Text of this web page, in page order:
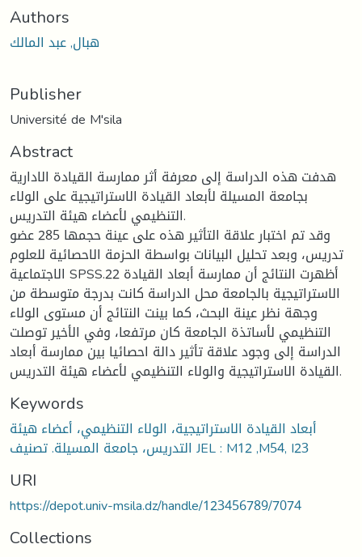
Authors
هبال, عبد المالك
Publisher
Université de M'sila
Abstract
هدفت هذه الدراسة إلى معرفة أثر ممارسة القيادة الادارية
بجامعة المسيلة لأبعاد القيادة الاستراتيجية على الولاء
التنظيمي لأعضاء هيئة التدريس.
وقد تم اختبار علاقة التأثير هذه على عينة حجمها 285 عضو
تدريس، وبعد تحليل البيانات بواسطة الحزمة الاحصائية للعلوم
الاجتماعية SPSS.22 أظهرت النتائج أن ممارسة أبعاد القيادة
الاستراتيجية بالجامعة محل الدراسة كانت بدرجة متوسطة من
وجهة نظر عينة البحث، كما بينت النتائج أن مستوى الولاء
التنظيمي لأساتذة الجامعة كان مرتفعا، وفي الأخير توصلت
الدراسة إلى وجود علاقة تأثير دالة احصائيا بين ممارسة أبعاد
القيادة الاستراتيجية والولاء التنظيمي لأعضاء هيئة التدريس.
Keywords
أبعاد القيادة الاستراتيجية، الولاء التنظيمي، أعضاء هيئة
التدريس، جامعة المسيلة. تصنيف JEL : M12 ,M54, I23
URI
https://depot.univ-msila.dz/handle/123456789/7074
Collections